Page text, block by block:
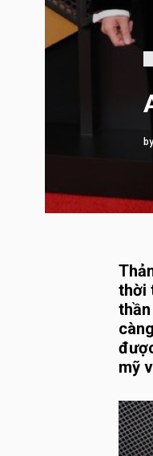
thời
mỹ